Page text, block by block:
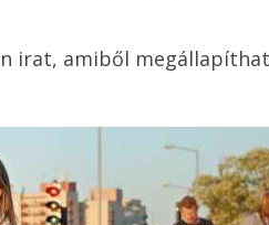
irat, amiből